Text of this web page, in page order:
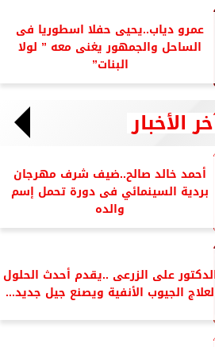
عمرو دياب..يحيى حفلا اسطوريا فى
الساحل والجمهور يغنى معه ” لولا
البنات”
الأخبار
أحمد خالد صالح..ضيف شرف مهرجان
بردية السينمائي فى دورة تحمل إسم
والده
على الزرعى ..يقدم أحدث الحلول
لعلاج الجيوب الأنفية ويصنع جيل جديد...